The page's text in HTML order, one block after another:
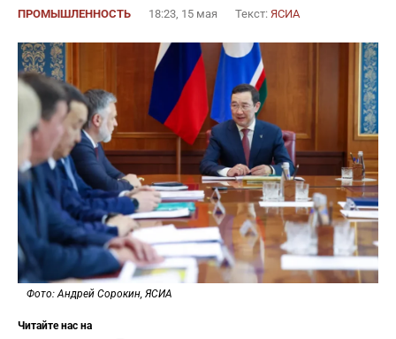
ПРОМЫШЛЕННОСТЬ 18:23, 15 мая Текст: ЯСИА
Фото: Андрей Сорокин, ЯСИА
Читайте нас на